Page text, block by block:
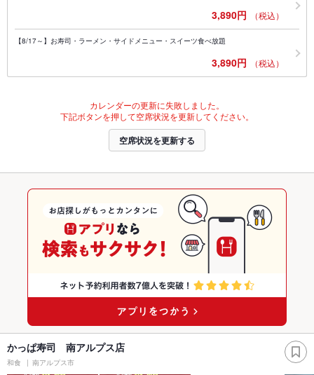
3,890円 （税込）
【8/17～】お寿司・ラーメン・サイドメニュー・スイーツ食べ放題
3,890円 （税込）
カレンダーの更新に失敗しました。
下記ボタンを押して空席状況を更新してください。
空席状況を更新する
かっぱ寿司 南アルプス店
和食 南アルプス市